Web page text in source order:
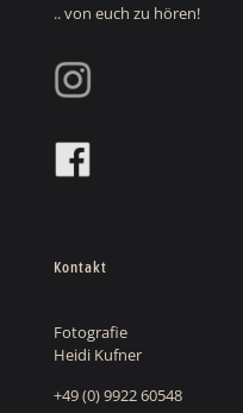
.. von euch zu hören!
Kontakt
Fotografie
Heidi Kufner
+49 (0) 9922 60548